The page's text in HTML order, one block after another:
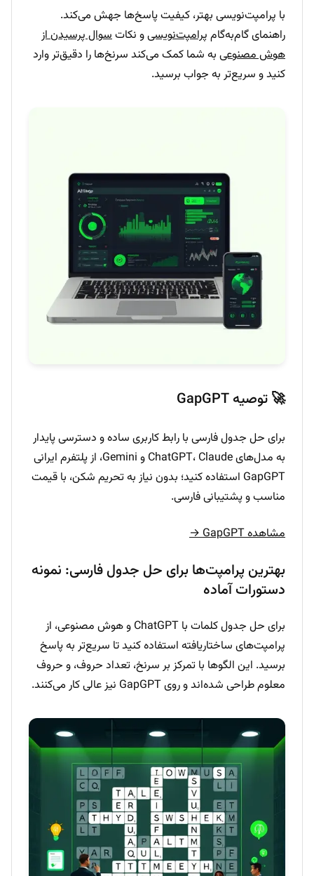
با پرامپت‌نویسی بهتر، کیفیت پاسخ‌ها جهش می‌کند.
راهنمای گام‌به‌گام پرامپت‌نویسیو نکاتسوال پرسیدن از
هوش مصنوعی به شما کمک می‌کند سرنخ‌ها را دقیق‌تر وارد
کنید و سریع‌تر به جواب برسید.
🚀 توصیه GapGPT
برای حل جدول فارسی با رابط کاربری ساده و دسترسی پایدار
به مدل‌های ChatGPT، Claude و Gemini، از پلتفرم ایرانی
GapGPT استفاده کنید؛ بدون نیاز به تحریم شکن، با قیمت
مناسب و پشتیبانی فارسی.
مشاهده GapGPT →
بهترین پرامپت‌ها برای حل جدول فارسی: نمونه
دستورات آماده
برای حل جدول کلمات با ChatGPT و هوش مصنوعی، از
پرامپت‌های ساختاریافته استفاده کنید تا سریع‌تر به پاسخ
برسید. این الگوها با تمرکز بر سرنخ، تعداد حروف، و حروف
معلوم طراحی شده‌اند و روی GapGPT نیز عالی کار می‌کنند.